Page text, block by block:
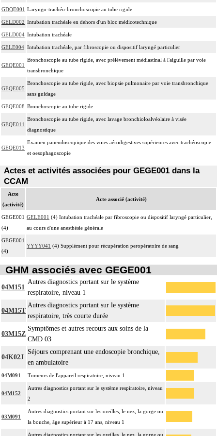
GDQE001 Laryngo-trachéo-bronchoscopie au tube rigide
GELD002 Intubation trachéale en dehors d'un bloc médicotechnique
GELD004 Intubation trachéale
GELE004 Intubation trachéale, par fibroscopie ou dispositif laryngé particulier
GEQE001
Bronchoscopie au tube rigide, avec prélèvement médiastinal à l'aiguille par voie
transbronchique
GEQE005
Bronchoscopie au tube rigide, avec biopsie pulmonaire par voie transbronchique
sans guidage
GEQE008 Bronchoscopie au tube rigide
GEQE011
Bronchoscopie au tube rigide, avec lavage bronchioloalvéolaire à visée
diagnostique
GEQE013
Examen panendoscopique des voies aérodigestives supérieures avec trachéoscopie
et oesophagoscopie
Actes et activités associées pour GEGE001 dans la
CCAM
Acte
(activité)
Acte associé (activité)
GEGE001
(4)
GELE001 (4) Intubation trachéale par fibroscopie ou dispositif laryngé particulier,
au cours d'une anesthésie générale
GEGE001
(4)
YYYY041 (4) Supplément pour récupération peropératoire de sang
GHM associés avec GEGE001
04M151
Autres diagnostics portant sur le système
respiratoire, niveau 1
04M15T
Autres diagnostics portant sur le système
respiratoire, très courte durée
03M15Z
Symptômes et autres recours aux soins de la
CMD 03
04K02J
Séjours comprenant une endoscopie bronchique,
en ambulatoire
04M091 Tumeurs de l'appareil respiratoire, niveau 1
04M152
Autres diagnostics portant sur le système respiratoire, niveau
2
03M091
Autres diagnostics portant sur les oreilles, le nez, la gorge ou
la bouche, âge supérieur à 17 ans, niveau 1
Autres diagnostics portant sur les oreilles, le nez, la gorge ou